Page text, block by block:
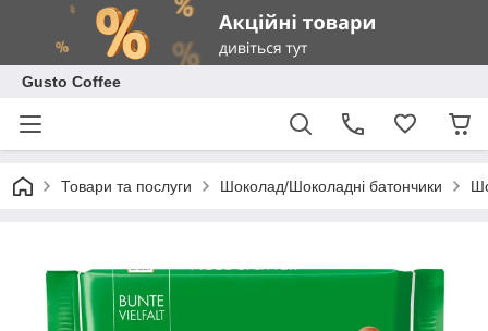
Gusto Coffee
Товари та послуги Шоколад/Шоколадні батончики